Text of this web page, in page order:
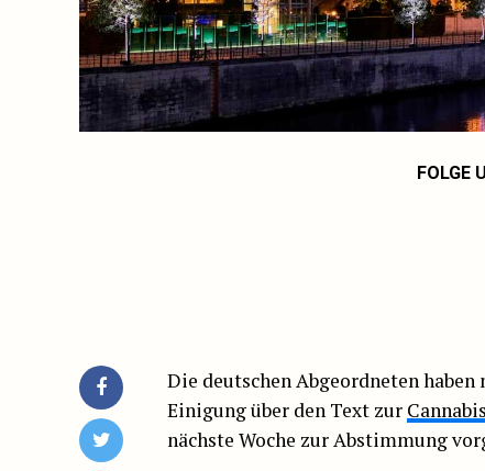
FOLGE
Die deutschen Abgeordneten
Einigung über den Text zur
nächste Woche zur Abstimmung